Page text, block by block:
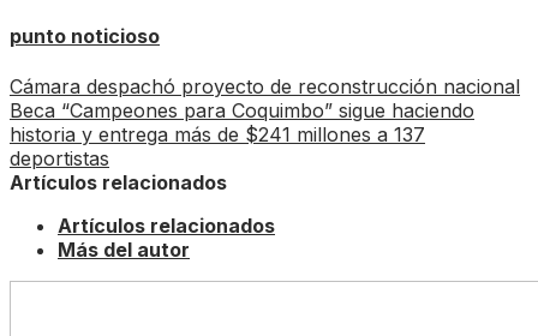
punto noticioso
Cámara despachó proyecto de reconstrucción nacional
Beca “Campeones para Coquimbo” sigue haciendo
historia y entrega más de $241 millones a 137
deportistas
Artículos relacionados
Artículos relacionados
Más del autor